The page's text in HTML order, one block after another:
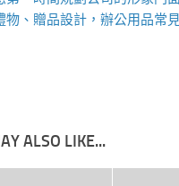
物、贈品設計，辦公用品常
ALSO LIKE...